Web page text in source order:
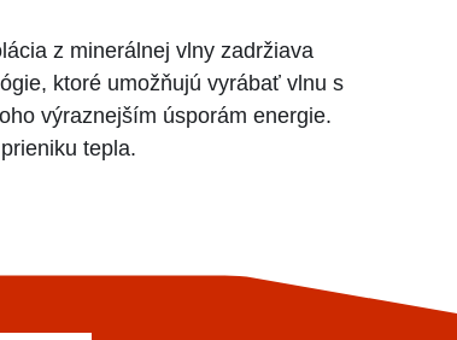
z minerálnej vlny zadržiava
ktoré umožňujú vyrábať vlnu s
výraznejším úsporám energie.
tepla.